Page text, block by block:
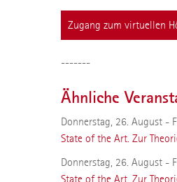
Zugang zum virtuellen
-------
Ähnliche
Donnerstag, 26. August -
State of the Art. Zur
Donnerstag, 26. August -
State of the Art. Zur